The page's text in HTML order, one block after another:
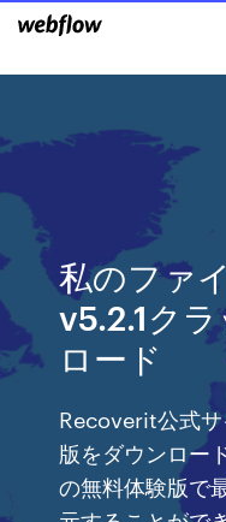
私のファ
v5.2.1ク
ロード
Recoverit公式
版をダウンロー
の無料体験版で